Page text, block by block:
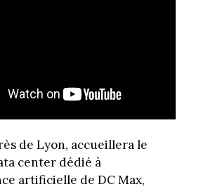
de Lyon, accueillera le
center dédié à
artificielle de DC Max,